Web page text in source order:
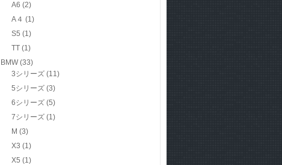
A6 (2)
A４ (1)
S5 (1)
TT (1)
BMW (33)
3シリーズ (11)
5シリーズ (3)
6シリーズ (5)
7シリーズ (1)
M (3)
X3 (1)
X5 (1)